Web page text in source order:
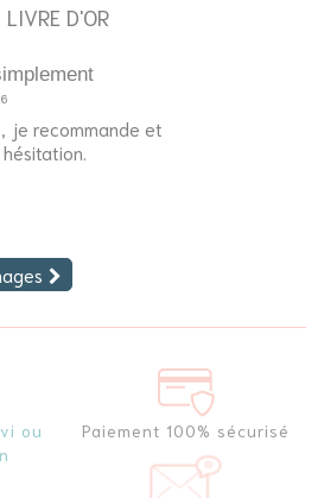
LIVRE D'OR
je recommande et
ou
Paiement 100% sécurisé